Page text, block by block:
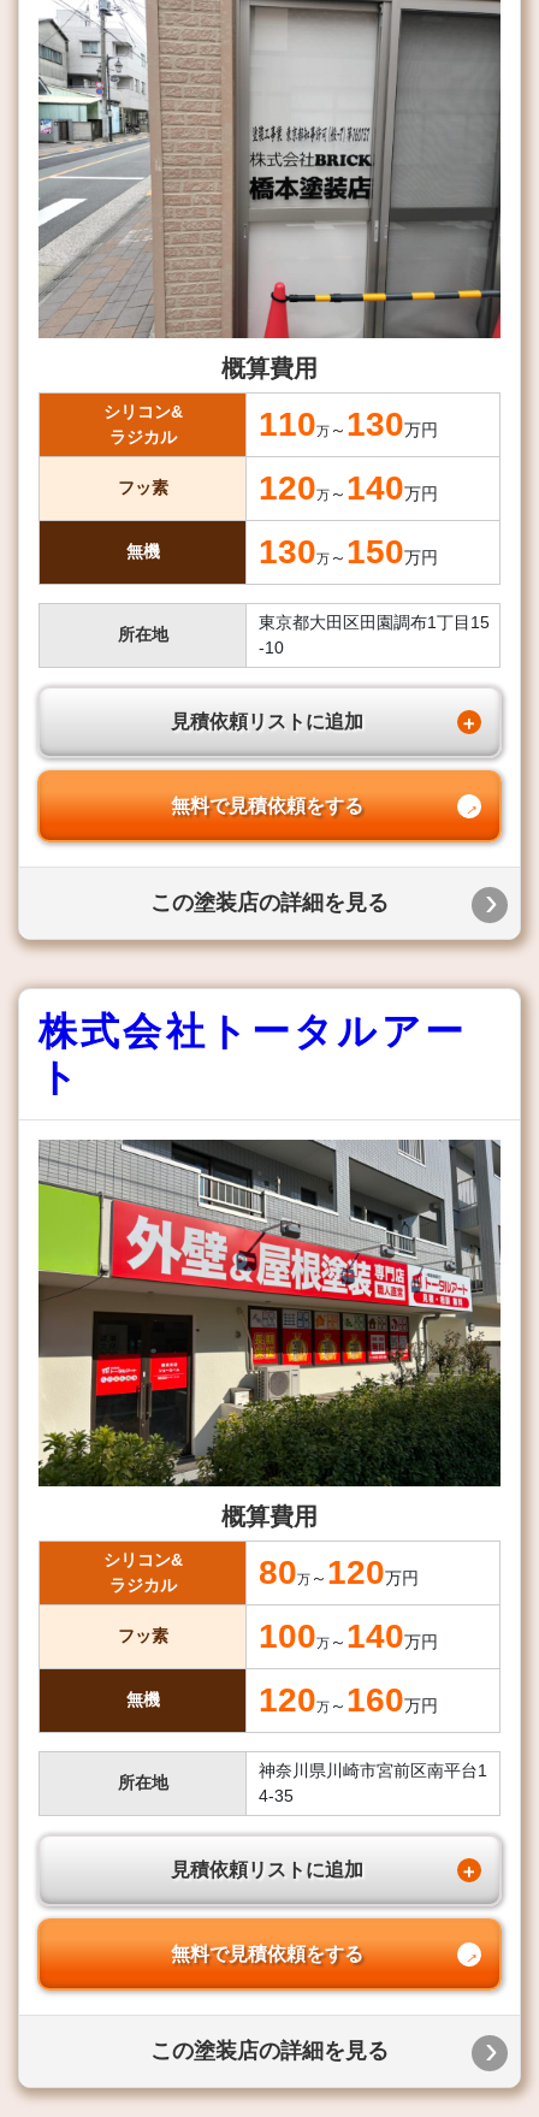
所在地
東京都大田区田園調布1丁目15
-10
概算費用
シリコン&
ラジカル
110万 ～ 130万円
フッ素 120万 ～ 140万円
無機 130万 ～ 150万円
見積依頼リストに追加
無料で見積依頼をする
この塗装店の詳細を見る
株式会社トータルアー
ト
所在地
神奈川県川崎市宮前区南平台1
4-35
概算費用
シリコン&
ラジカル
80万 ～ 120万円
フッ素 100万 ～ 140万円
無機 120万 ～ 160万円
見積依頼リストに追加
無料で見積依頼をする
この塗装店の詳細を見る